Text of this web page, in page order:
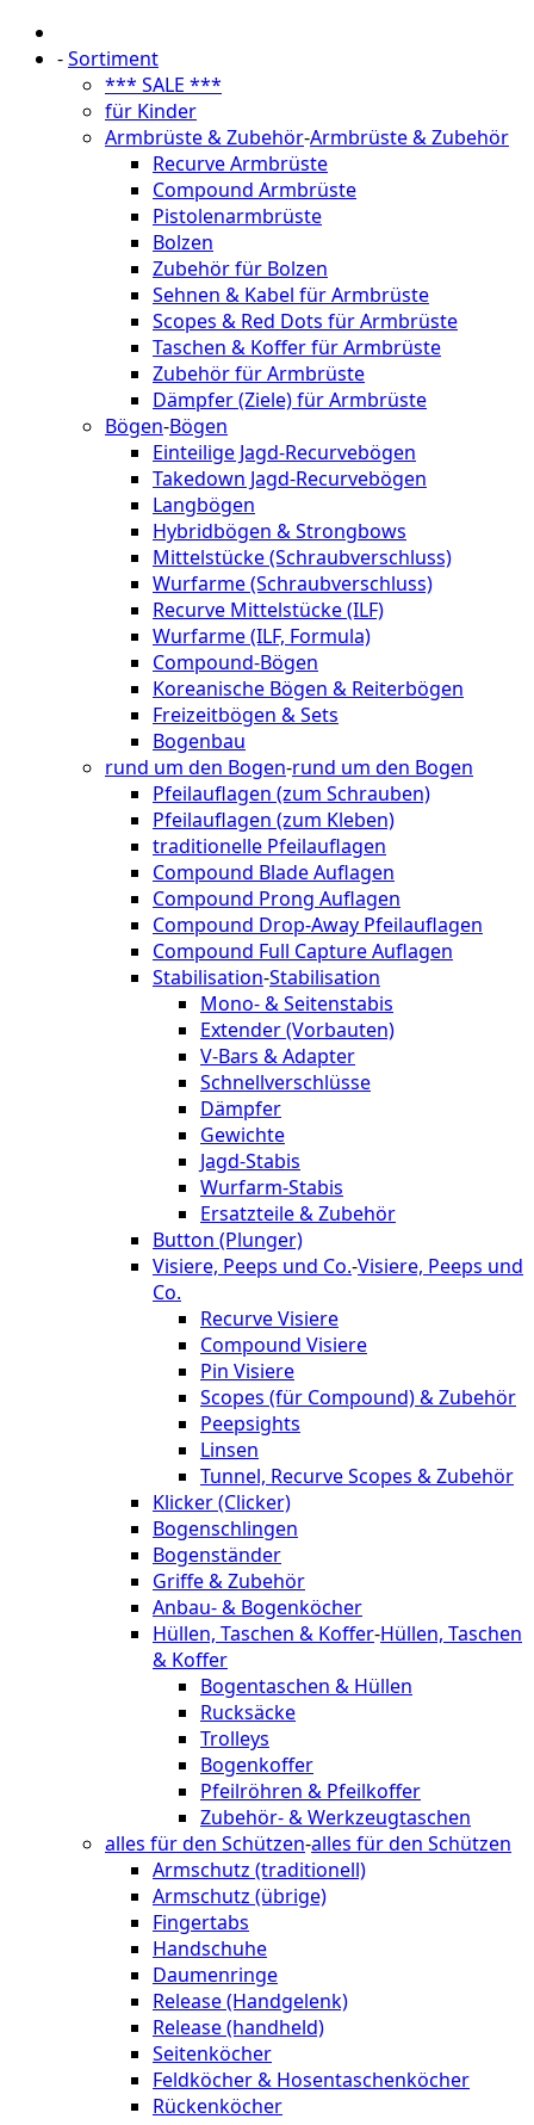
-Sortiment
*** SALE ***
für Kinder
Armbrüste & Zubehör-Armbrüste & Zubehör
Recurve Armbrüste
Compound Armbrüste
Pistolenarmbrüste
Bolzen
Zubehör für Bolzen
Sehnen & Kabel für Armbrüste
Scopes & Red Dots für Armbrüste
Taschen & Koffer für Armbrüste
Zubehör für Armbrüste
Dämpfer (Ziele) für Armbrüste
Bögen-Bögen
Einteilige Jagd-Recurvebögen
Takedown Jagd-Recurvebögen
Langbögen
Hybridbögen & Strongbows
Mittelstücke (Schraubverschluss)
Wurfarme (Schraubverschluss)
Recurve Mittelstücke (ILF)
Wurfarme (ILF, Formula)
Compound-Bögen
Koreanische Bögen & Reiterbögen
Freizeitbögen & Sets
Bogenbau
rund um den Bogen-rund um den Bogen
Pfeilauflagen (zum Schrauben)
Pfeilauflagen (zum Kleben)
traditionelle Pfeilauflagen
Compound Blade Auflagen
Compound Prong Auflagen
Compound Drop-Away Pfeilauflagen
Compound Full Capture Auflagen
Stabilisation-Stabilisation
Mono- & Seitenstabis
Extender (Vorbauten)
V-Bars & Adapter
Schnellverschlüsse
Dämpfer
Gewichte
Jagd-Stabis
Wurfarm-Stabis
Ersatzteile & Zubehör
Button (Plunger)
Visiere, Peeps und Co.-Visiere, Peeps und
Co.
Recurve Visiere
Compound Visiere
Pin Visiere
Scopes (für Compound) & Zubehör
Peepsights
Linsen
Tunnel, Recurve Scopes & Zubehör
Klicker (Clicker)
Bogenschlingen
Bogenständer
Griffe & Zubehör
Anbau- & Bogenköcher
Hüllen, Taschen & Koffer-Hüllen, Taschen
& Koffer
Bogentaschen & Hüllen
Rucksäcke
Trolleys
Bogenkoffer
Pfeilröhren & Pfeilkoffer
Zubehör- & Werkzeugtaschen
alles für den Schützen-alles für den Schützen
Armschutz (traditionell)
Armschutz (übrige)
Fingertabs
Handschuhe
Daumenringe
Release (Handgelenk)
Release (handheld)
Seitenköcher
Feldköcher & Hosentaschenköcher
Rückenköcher